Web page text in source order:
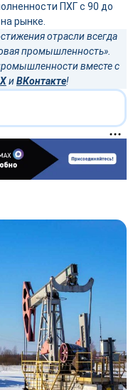
ПХГ с 90 до
рынке.
отрасли всегда
промышленность».
вместе с
иВКонтакте!